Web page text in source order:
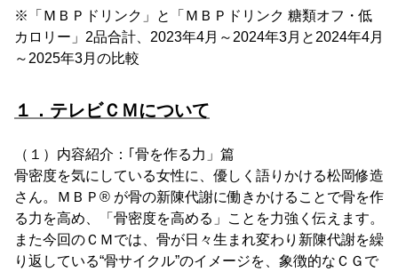
※「ＭＢＰドリンク」と「ＭＢＰドリンク 糖類オフ・低
カロリー」2品合計、2023年4月～2024年3月と2024年4月
～2025年3月の比較
１．テレビＣＭについて
（１）内容紹介：｢骨を作る力」篇
骨密度を気にしている女性に、優しく語りかける松岡修造
さん。ＭＢＰ® が骨の新陳代謝に働きかけることで骨を作
る力を高め、「骨密度を高める」ことを力強く伝えます。
また今回のＣＭでは、骨が日々生まれ変わり新陳代謝を繰
り返している“骨サイクル”のイメージを、象徴的なＣＧで